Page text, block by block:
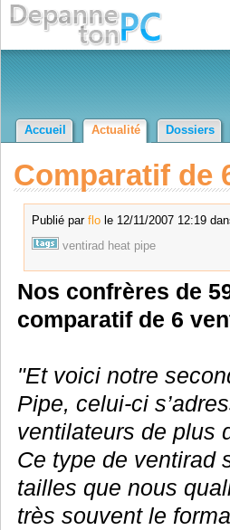
Accueil Actualité Dossiers
Comparatif de
Publié par flole 12/11/2007 12:19
ventirad heat pipe
Nos confrères de
comparatif de 6
"Et voici notre
Pipe, celui-ci
ventilateurs de plus
Ce type de ventirad
tailles que nous
très souvent le